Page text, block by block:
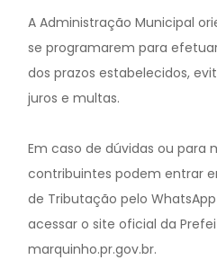
A Administração Municipal
se programarem para
dos prazos estabelecidos,
juros e multas.
Em caso de dúvidas ou para
contribuintes podem entrar
de Tributação pelo
acessar o site oficial da
marquinho.pr.gov.br.